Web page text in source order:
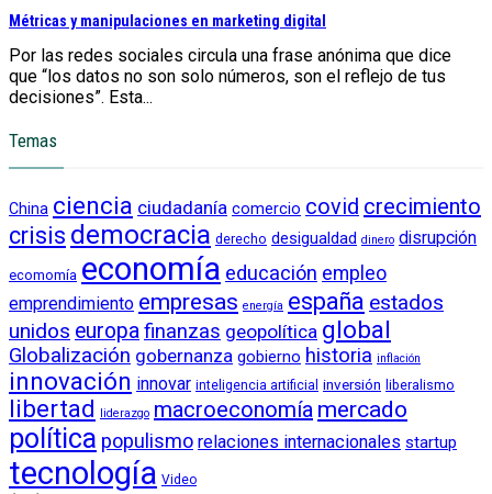
Métricas y manipulaciones en marketing digital
Por las redes sociales circula una frase anónima que dice
que “los datos no son solo números, son el reflejo de tus
decisiones”. Esta...
Temas
China ciencia ciudadanía comercio covid crecimiento
crisis democracia derecho desigualdad dinero disrupción
ecomomía economía educación empleo
emprendimiento empresas energía españa estados
unidos europafinanzas geopolítica global
Globalización gobernanza gobierno historia inflación
innovación innovar inteligencia artificial inversión liberalismo
libertad liderazgo macroeconomía mercado
política populismo relaciones internacionales startup
tecnología Video